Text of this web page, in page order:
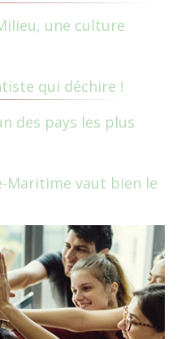
une culture
qui déchire !
des pays les plus
Maritime vaut bien le